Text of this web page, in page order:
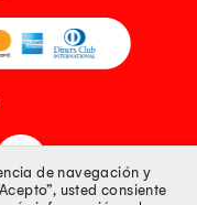
de navegación y
usted consiente